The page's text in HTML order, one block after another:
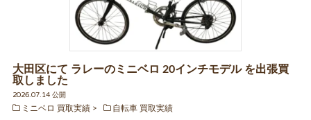
大田区にて ラレーのミニベロ 20インチモデル を出張買
取しました
2026.07.14 公開
ミニベロ 買取実績
自転車 買取実績